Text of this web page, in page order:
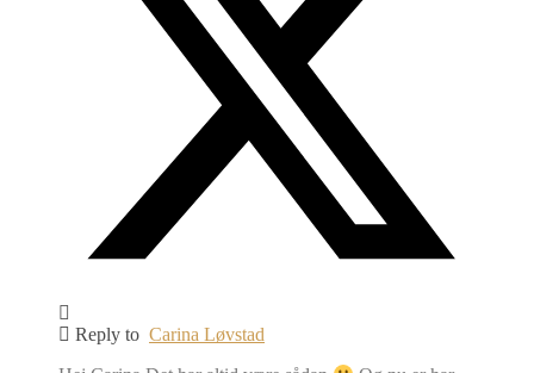
Reply to Carina Løvstad